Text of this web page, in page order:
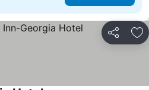
Partilhar